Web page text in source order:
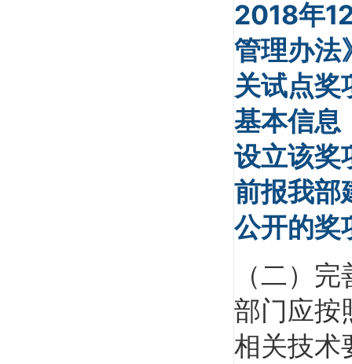
2018年
管理办法
关试点奖
基本信息
设立该奖
前报我部
公开的奖
（二）
部门应按
相关技术